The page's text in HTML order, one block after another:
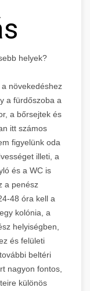
helyek?
növekedéshez
a fürdőszoba a
a bőrsejtek és
itt számos
figyelünk oda
illeti, a
és a WC is
a penész
48 óra kell a
kolónia, a
helyiségben,
és felületi
beltéri
nagyon fontos,
különös